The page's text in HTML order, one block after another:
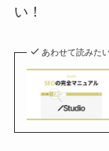
い！
あわせて読みた